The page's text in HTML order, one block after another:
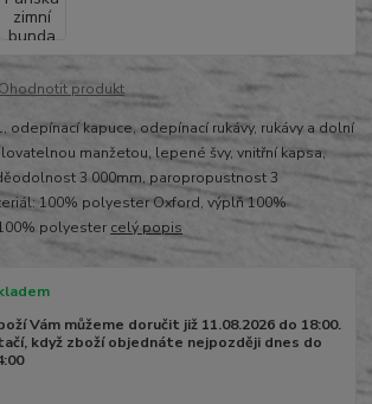
Ohodnotit produkt
odepínací kapuce, odepínací rukávy, rukávy a dolní
manžetou, lepené švy, vnitřní kapsa,
3 000mm, paropropustnost 3
100% polyester Oxford, výplň 100%
polyester celý popis
Vám můžeme doručit již 11.08.2026 do 18:00.
když zboží objednáte nejpozději dnes do